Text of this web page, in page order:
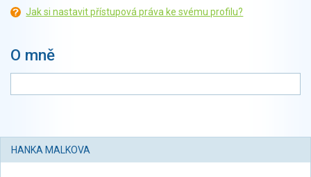
Jak si nastavit přístupová práva ke svému profilu?
O mně
HANKA MALKOVA